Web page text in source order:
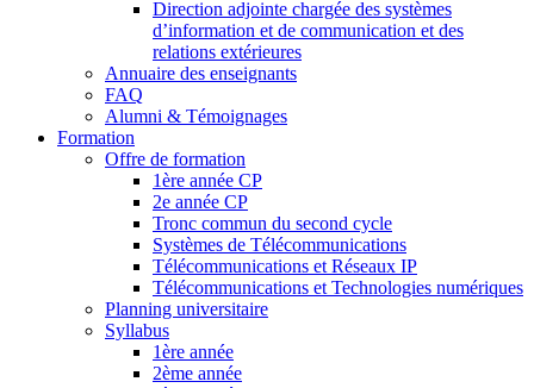
Direction adjointe chargée des systèmes
d’information et de communication et des
relations extérieures
Annuaire des enseignants
FAQ
Alumni & Témoignages
Formation
Offre de formation
1ère année CP
2e année CP
Tronc commun du second cycle
Systèmes de Télécommunications
Télécommunications et Réseaux IP
Télécommunications et Technologies numériques
Planning universitaire
Syllabus
1ère année
2ème année